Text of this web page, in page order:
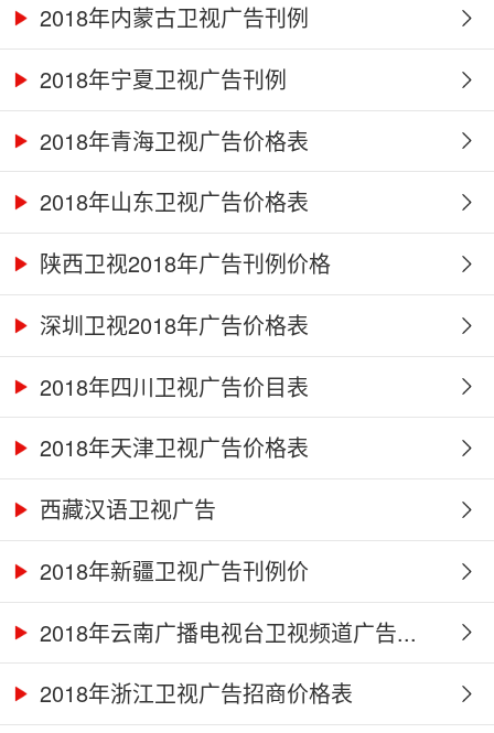
2018年内蒙古卫视广告刊例
2018年宁夏卫视广告刊例
2018年青海卫视广告价格表
2018年山东卫视广告价格表
陕西卫视2018年广告刊例价格
深圳卫视2018年广告价格表
2018年四川卫视广告价目表
2018年天津卫视广告价格表
西藏汉语卫视广告
2018年新疆卫视广告刊例价
2018年云南广播电视台卫视频道广告...
2018年浙江卫视广告招商价格表